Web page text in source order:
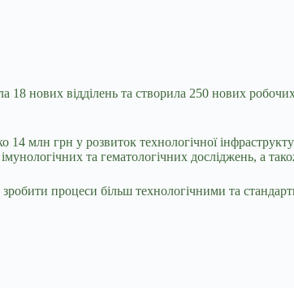
18 нових відділень та створила 250 нових
14 млн грн у розвиток технологічної
та гематологічних досліджень, а
процеси більш технологічними та